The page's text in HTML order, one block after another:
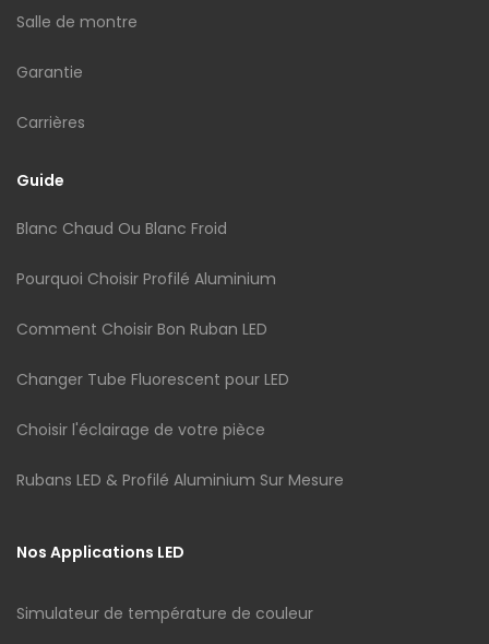
Salle de montre
Garantie
Carrières
Guide
Blanc Chaud Ou Blanc Froid
Pourquoi Choisir Profilé Aluminium
Comment Choisir Bon Ruban LED
Changer Tube Fluorescent pour LED
Choisir l'éclairage de votre pièce
Rubans LED & Profilé Aluminium Sur Mesure
Nos Applications LED
Simulateur de température de couleur